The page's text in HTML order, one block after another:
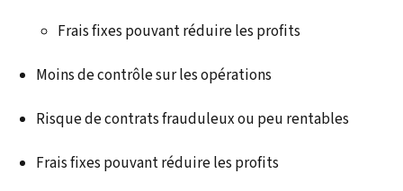
Frais fixes pouvant réduire les profits
Moins de contrôle sur les opérations
Risque de contrats frauduleux ou peu rentables
Frais fixes pouvant réduire les profits